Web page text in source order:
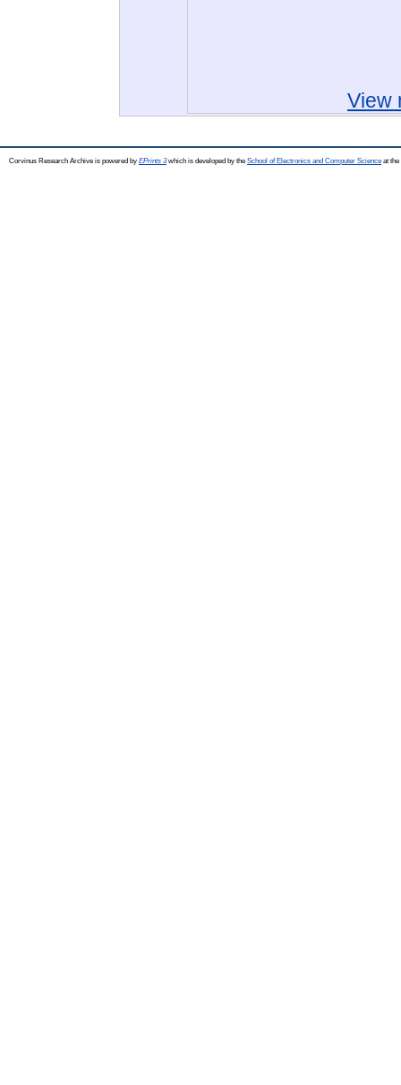
View
Corvinus Research Archive is powered by EPrints 3which is developed by the School of Electronics and Computer Science at